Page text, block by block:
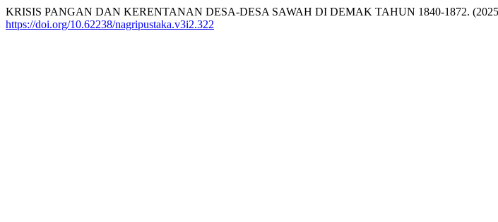
KRISIS PANGAN DAN KERENTANAN DESA-DESA SAWAH DI DEMAK TAHUN 1840-1872.
https://doi.org/10.62238/nagripustaka.v3i2.322